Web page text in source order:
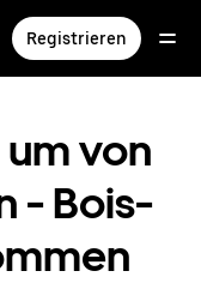
Registrieren
von
- Bois-